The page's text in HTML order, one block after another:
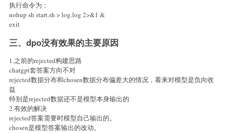
执行命令为：
nohup sh start.sh > log.log 2>&1 &
exit
三、dpo没有效果的主要原因
1.之前的rejected构建思路
chatgpt套答案方向不对
rejected数据分布和chosen数据分布偏差大的情况，看来对模型是负向收
益
特别是rejected数据还不是模型本身输出的
2.有效的解决
rejected答案需要时模型自己输出的。
chosen是模型答案输出的改动。